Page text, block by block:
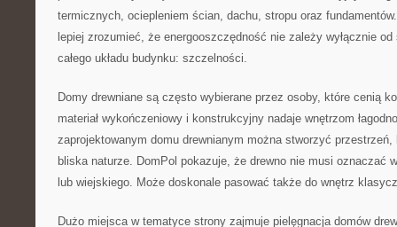
termicznych, ociepleniem ścian, dachu, stropu oraz
lepiej zrozumieć, że energooszczędność nie zależy wyłącznie
całego układu budynku: szczelności.
Domy drewniane są często wybierane przez osoby, które cenią
materiał wykończeniowy i konstrukcyjny nadaje wnętrzom
zaprojektowanym domu drewnianym można stworzyć
bliska naturze. DomPol pokazuje, że drewno nie musi oznaczać
lub wiejskiego. Może doskonale pasować także do wnętrz
Dużo miejsca w tematyce strony zajmuje pielęgnacja domów